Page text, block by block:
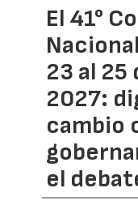
El 41°
23 al 25
2027:
cambio
el